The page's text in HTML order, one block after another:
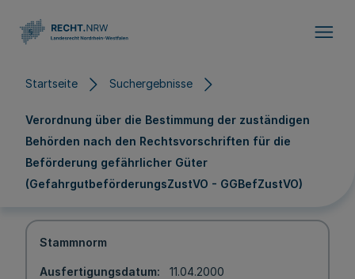
Startseite Suchergebnisse
Verordnung über die Bestimmung der zuständigen
Behörden nach den Rechtsvorschriften für die
Beförderung gefährlicher Güter
(GefahrgutbeförderungsZustVO - GGBefZustVO)
Stammnorm
Ausfertigungsdatum 11.04.2000